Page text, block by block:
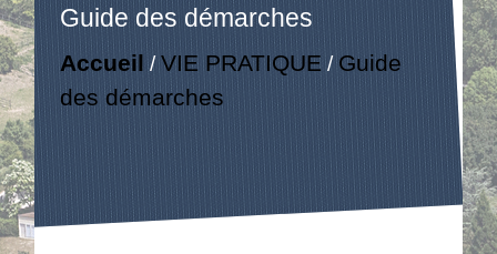
Guide des démarches
Accueil /VIE PRATIQUE / Guide
des démarches